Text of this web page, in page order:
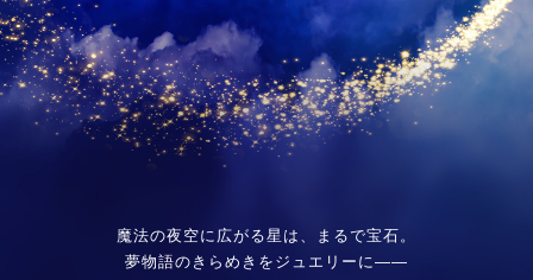
魔法の夜空に広がる星は、まるで宝石。
夢物語のきらめきをジュエリーに――